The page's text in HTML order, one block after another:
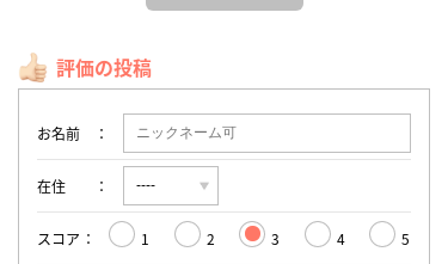
評価の投稿
お名前
在住
スコア 1 2 3 4 5